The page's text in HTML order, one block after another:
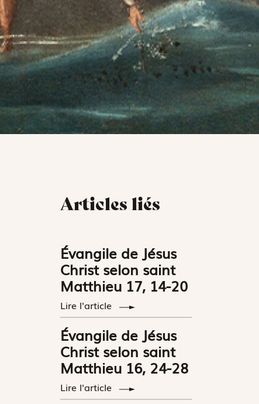
Articles liés
Évangile de Jésus
Christ selon saint
Matthieu 17, 14-20
Lire l'article
Évangile de Jésus
Christ selon saint
Matthieu 16, 24-28
Lire l'article